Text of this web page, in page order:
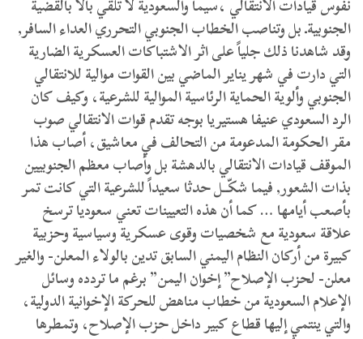
الجنوبيةـ بل وتناصب الخطاب الجنوبي التحرري العداء السافر,
وقد شاهدنا ذلك جلياً على اثر الاشتباكات العسكرية الضارية
التي دارت في شهر يناير الماضي بين القوات موالية للانتقالي
الجنوبي وألوية الحماية الرئاسية الموالية للشرعية، وكيف كان
الرد السعودي عنيفا هستيريا بوجه تقدم قوات الانتقالي صوب
مقر الحكومة المدعومة من التحالف في معاشيق، أصاب هذا
الموقف قيادات الانتقالي بالدهشة بل وأصاب معظم الجنوبيين
بذات الشعور, فيما شكّــل حدثا سعيداً للشرعية التي كانت تمر
بأصعب أيامها … كما أن هذه التعيينات تعني سعوديا ترسخ
علاقة سعودية مع شخصيات وقوى عسكرية وسياسية وحزبية
كبيرة من أركان النظام اليمني السابق تدين بالولاء المعلن- والغير
معلن- لحزب الإصلاح” إخوان اليمن” برغم ما تردده وسائل
الإعلام السعودية من خطاب مناهض للحركة الإخوانية الدولية،
والتي ينتمي إليها قطاع كبير داخل حزب الإصلاح، وتمطرها